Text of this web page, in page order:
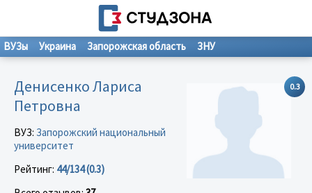
ВУЗы Украина Запорожская область ЗНУ
0.3
Денисенко Лариса
Петровна
ВУЗ: Запорожский национальный
университет
Рейтинг: 44/134 (0.3)